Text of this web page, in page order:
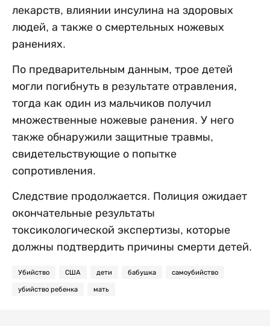
лекарств, влиянии инсулина на здоровых
людей, а также о смертельных ножевых
ранениях.
По предварительным данным, трое детей
могли погибнуть в результате отравления,
тогда как один из мальчиков получил
множественные ножевые ранения. У него
также обнаружили защитные травмы,
свидетельствующие о попытке
сопротивления.
Следствие продолжается. Полиция ожидает
окончательные результаты
токсикологической экспертизы, которые
должны подтвердить причины смерти детей.
Убийство США дети бабушка самоубийство
убийство ребенка мать